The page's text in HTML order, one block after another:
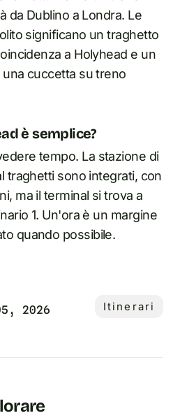
da Dublino a Londra. Le
significano un traghetto
a Holyhead e un
cuccetta su treno
è semplice?
tempo. La stazione di
traghetti sono integrati, con
ma il terminal si trova a
1. Un'ora è un margine
quando possibile.
2026 Itinerari